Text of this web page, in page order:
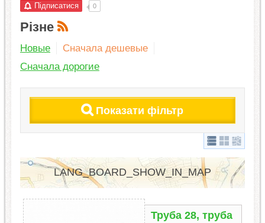
Підписатися 0
Різне
Новые
Сначала дешевые
Сначала дорогие
Показати фільтр
LANG_BOARD_SHOW_IN_MAP
Труба 28, труба